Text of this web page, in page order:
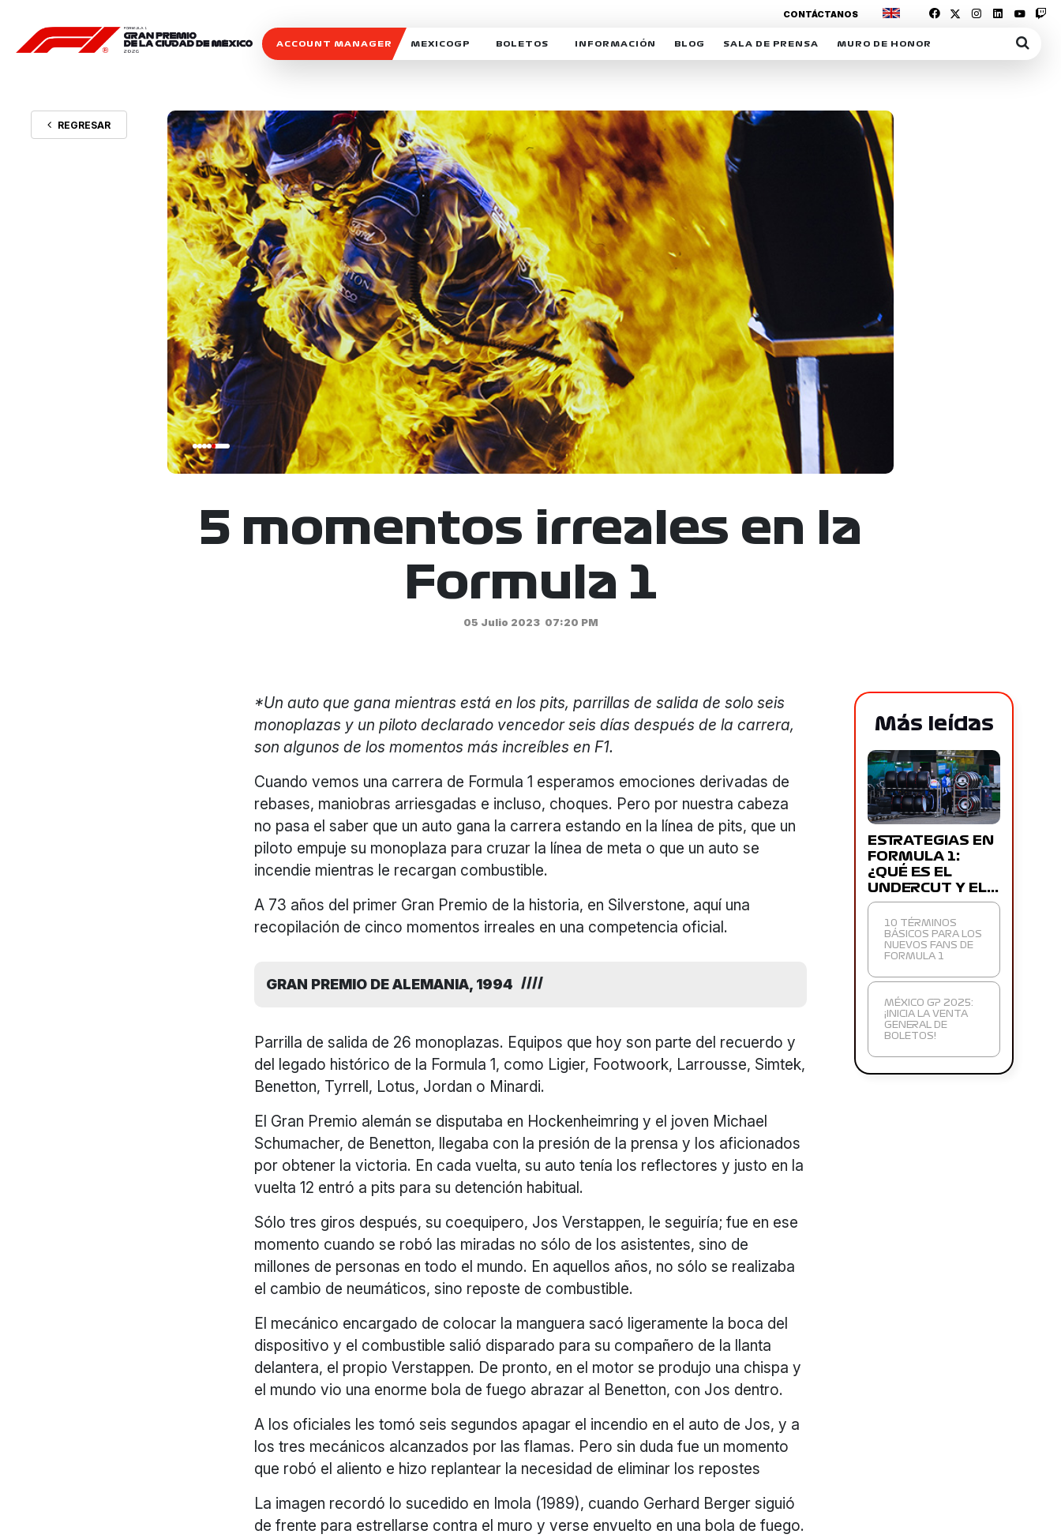
ACCOUNT MANAGER MEXICOGP
SOSTENIBILIDAD
CELEBRA CON NOSOTROS
BOLETOS INFORMACIÓN
DERECHO DE PRIMERA OPCIÓN
REFORESTEMOS JUNTOS
MOTORSPORT ACADEMY
VOLUNTARIOS
EXPOSICIÓN FOTOGRÁFICA
CAMPEONATO
PATROCINADORES
LEGALES TICKETMASTER
BLOG
MEXICOGP
INTERACTIVOS
SALA DE PRENSA
ACREDITACIONES
MURO DE HONOR
CONTÁCTANOS
REGRESAR
5 momentos irreales en la
Formula 1
05 Julio 2023 07:20 PM
*Un auto que gana mientras está en los pits, parrillas de salida de solo seis
monoplazas y un piloto declarado vencedor seis días después de la carrera,
son algunos de los momentos más increíbles en F1.
Cuando vemos una carrera de Formula 1 esperamos emociones derivadas de
rebases, maniobras arriesgadas e incluso, choques. Pero por nuestra cabeza
no pasa el saber que un auto gana la carrera estando en la línea de pits, que un
piloto empuje su monoplaza para cruzar la línea de meta o que un auto se
incendie mientras le recargan combustible.
A 73 años del primer Gran Premio de la historia, en Silverstone, aquí una
recopilación de cinco momentos irreales en una competencia oficial.
GRAN PREMIO DE ALEMANIA, 1994
Parrilla de salida de 26 monoplazas. Equipos que hoy son parte del recuerdo y
del legado histórico de la Formula 1, como Ligier, Footwoork, Larrousse, Simtek,
Benetton, Tyrrell, Lotus, Jordan o Minardi.
El Gran Premio alemán se disputaba en Hockenheimring y el joven Michael
Schumacher, de Benetton, llegaba con la presión de la prensa y los aficionados
por obtener la victoria. En cada vuelta, su auto tenía los reflectores y justo en la
vuelta 12 entró a pits para su detención habitual.
Sólo tres giros después, su coequipero, Jos Verstappen, le seguiría; fue en ese
momento cuando se robó las miradas no sólo de los asistentes, sino de
millones de personas en todo el mundo. En aquellos años, no sólo se realizaba
el cambio de neumáticos, sino reposte de combustible.
El mecánico encargado de colocar la manguera sacó ligeramente la boca del
dispositivo y el combustible salió disparado para su compañero de la llanta
delantera, el propio Verstappen. De pronto, en el motor se produjo una chispa y
el mundo vio una enorme bola de fuego abrazar al Benetton, con Jos dentro.
A los oficiales les tomó seis segundos apagar el incendio en el auto de Jos, y a
los tres mecánicos alcanzados por las flamas. Pero sin duda fue un momento
que robó el aliento e hizo replantear la necesidad de eliminar los repostes
La imagen recordó lo sucedido en Imola (1989), cuando Gerhard Berger siguió
de frente para estrellarse contra el muro y verse envuelto en una bola de fuego.
Más leídas
ESTRATEGIAS EN
FORMULA 1:
¿QUÉ ES EL
UNDERCUT Y EL…
10 TÉRMINOS
BÁSICOS PARA LOS
NUEVOS FANS DE
FORMULA 1
MÉXICO GP 2025:
¡INICIA LA VENTA
GENERAL DE
BOLETOS!